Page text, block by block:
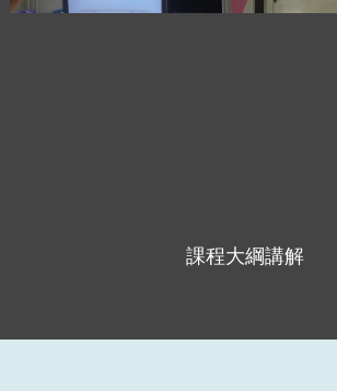
課程大綱講解